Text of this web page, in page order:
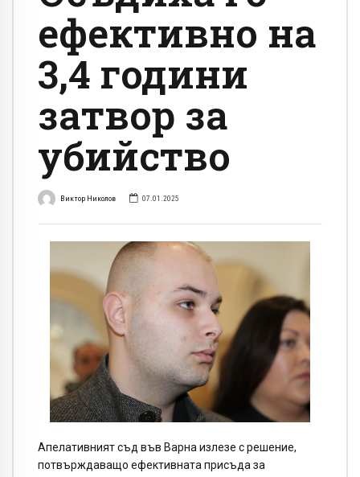
ефективно на
3,4 години
затвор за
убийство
Виктор Николов 07.01.2025
Апелативният съд във Варна излезе с решение,
потвърждаващо ефективната присъда за